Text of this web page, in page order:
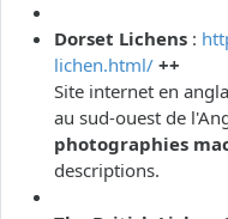
Dorset Lichens :
lichen.html/ ++
Site internet en
au sud-ouest de
photographies
descriptions.